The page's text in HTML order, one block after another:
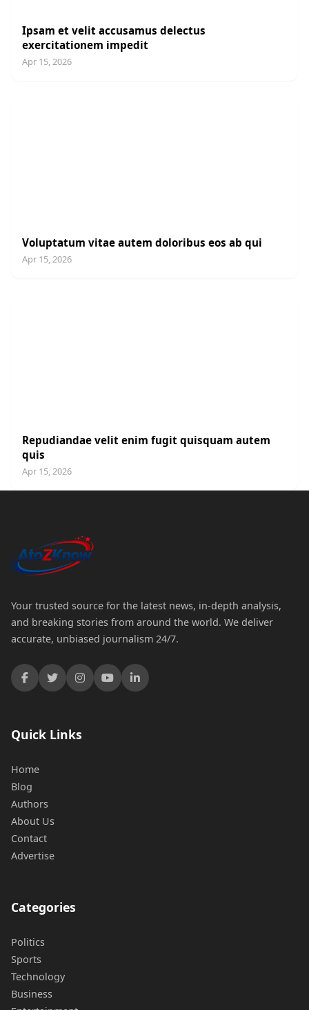
Ipsam et velit accusamus delectus
exercitationem impedit
Apr 15, 2026
Voluptatum vitae autem doloribus eos ab qui
Apr 15, 2026
Repudiandae velit enim fugit quisquam autem
quis
Apr 15, 2026
Your trusted source for the latest news, in-depth analysis,
and breaking stories from around the world. We deliver
accurate, unbiased journalism 24/7.
Quick Links
Home
Blog
Authors
About Us
Contact
Advertise
Categories
Politics
Sports
Technology
Business